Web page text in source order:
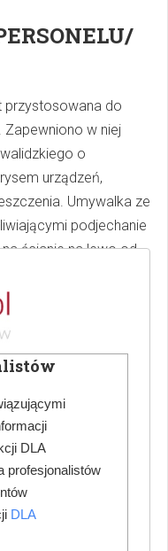
przystosowana do
Zapewniono w niej
o
urządzeń,
Umywalka ze
podjechanie
ścianie na lewo od
się po
w pobliżu pionu
osobną sterylizatornię,
praca stała.
DLA
profesjonalistów
DLA